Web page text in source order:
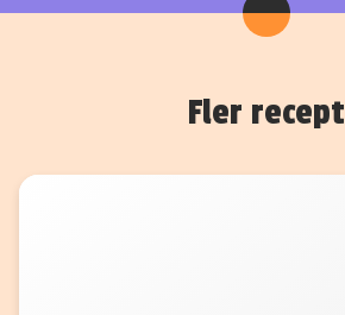
Fler recept